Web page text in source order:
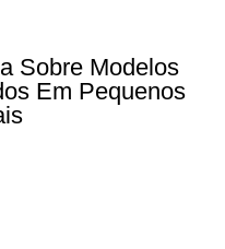
Sobre Modelos
Em Pequenos